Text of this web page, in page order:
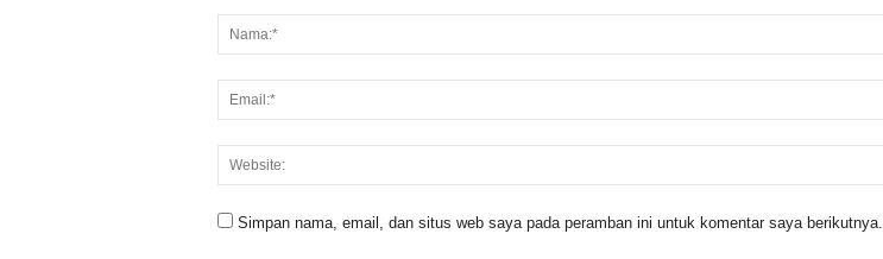
Simpan nama, email, dan situs web saya pada peramban ini untuk komentar saya berikutnya.